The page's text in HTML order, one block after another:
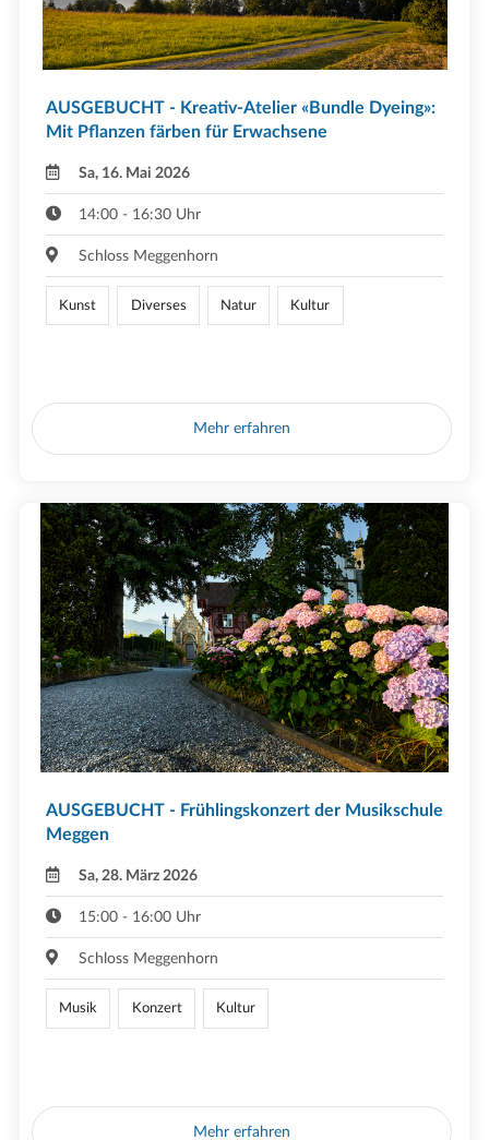
AUSGEBUCHT - Kreativ-Atelier «Bundle Dyeing»:
Mit Pflanzen färben für Erwachsene
Sa, 16. Mai 2026
14:00 - 16:30 Uhr
Schloss Meggenhorn
Kunst Diverses Natur Kultur
Mehr erfahren
AUSGEBUCHT - Frühlingskonzert der Musikschule
Meggen
Sa, 28. März 2026
15:00 - 16:00 Uhr
Schloss Meggenhorn
Musik Konzert Kultur
Mehr erfahren